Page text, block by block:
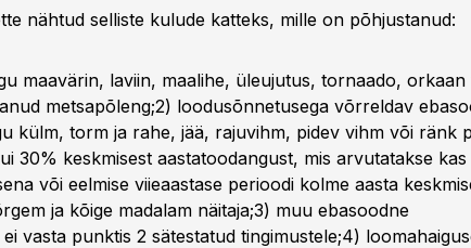
nähtud selliste kulude katteks, mille on põhjustanud:
maavärin, laviin, maalihe, üleujutus, tornaado, orkaan
metsapõleng;2) loodusõnnetusega võrreldav
külm, torm ja rahe, jää, rajuvihm, pidev vihm või ränk
30% keskmisest aastatoodangust, mis arvutatakse
või eelmise viieaastase perioodi kolme aasta
ja kõige madalam näitaja;3) muu ebasoodne
vasta punktis 2 sätestatud tingimustele;4)